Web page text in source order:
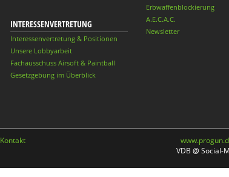
INTERESSENVERTRETUNG
Interessenvertretung & Positionen
Unsere Lobbyarbeit
Fachausschuss Airsoft & Paintball
Gesetzgebung im Überblick
Erbwaffenblockierung
A.E.C.A.C.
Newsletter
Kontakt
VDB @ Social-